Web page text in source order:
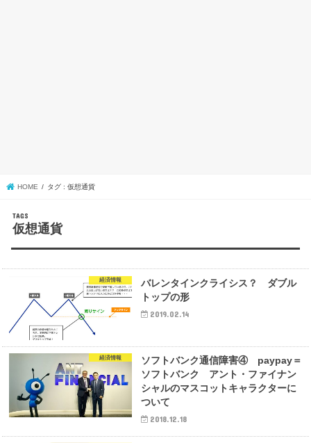
HOME タグ : 仮想通貨
仮想通貨
経済情報
バレンタインクライシス？ ダブル
トップの形
2019.02.14
経済情報
ソフトバンク通信障害④ paypay＝
ソフトバンク アント・ファイナン
シャルのマスコットキャラクターに
ついて
2018.12.18